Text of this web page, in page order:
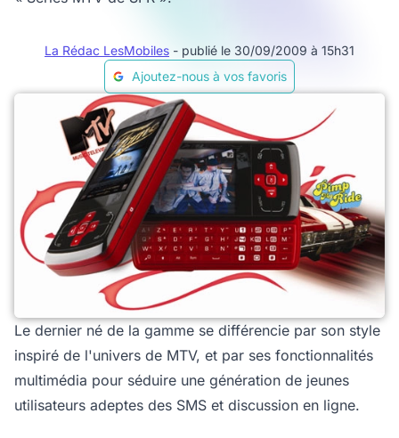
La Rédac LesMobiles - publié le 30/09/2009 à 15h31
Ajoutez-nous à vos favoris
Le dernier né de la gamme se différencie par son style
inspiré de l'univers de MTV, et par ses fonctionnalités
multimédia pour séduire une génération de jeunes
utilisateurs adeptes des SMS et discussion en ligne.